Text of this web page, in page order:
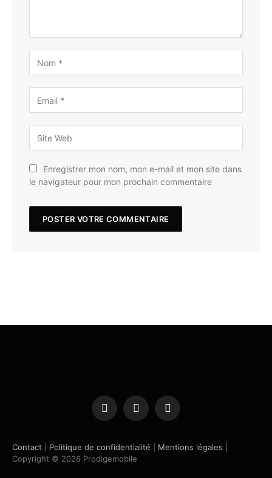
Enregistrer mon nom, mon e-mail et mon site dans
le navigateur pour mon prochain commentaire
Facebook
X
Instagram
Contact Politique de confidentialité Mentions légales
Copyright © 2026 Prodigemobile